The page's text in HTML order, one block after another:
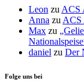
Leon zuACS
Anna zuACS
Max zu
daniel zu Der
Folge uns bei